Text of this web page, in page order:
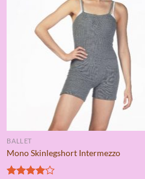
BALLET
Mono Skinlegshort Intermezzo